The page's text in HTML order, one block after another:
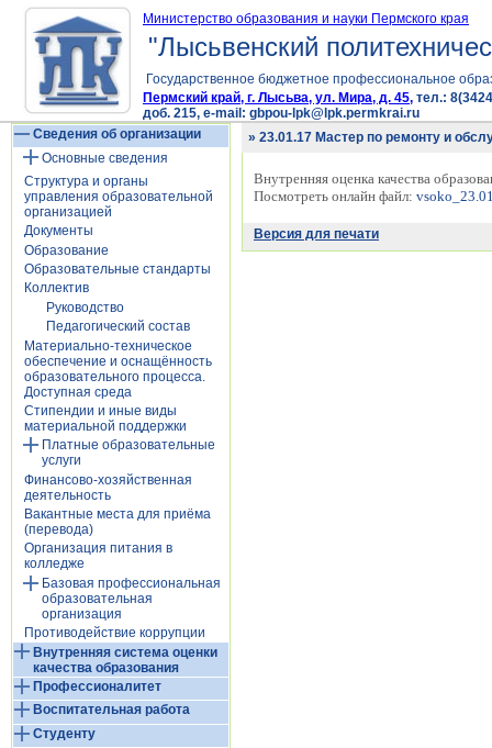
Министерство образования и науки Пермского края
"Лысьвенский
Государственное бюджетное профессиональное
Пермский край, г. Лысьва, ул. Мира, д. 45, тел.:
доб. 215, e-mail: gbpou-lpk@lpk.permkrai.ru
Сведения об организации
Основные сведения
Структура и органы
управления образовательной
организацией
Документы
Образование
Образовательные стандарты
Коллектив
Руководство
Педагогический состав
Материально-техническое
обеспечение и оснащённость
образовательного процесса.
Доступная среда
Стипендии и иные виды
материальной поддержки
Платные образовательные
услуги
Финансово-хозяйственная
деятельность
Вакантные места для приёма
(перевода)
Организация питания в
колледже
Базовая профессиональная
образовательная
организация
Противодействие коррупции
Внутренняя система оценки
качества образования
Профессионалитет
Воспитательная работа
Студенту
» 23.01.17 Мастер по ремонту и
Внутренняя оценка качества
Посмотреть онлайн файл:
Версия для печати